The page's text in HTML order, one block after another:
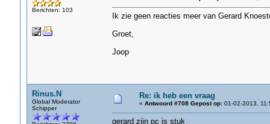
Berichten: 103
Ik zie geen reacties meer van Gerard
Groet,
Joop
Rinus.N
Global Moderator
Schipper
Re: ik heb een vraag
« Antwoord #708 Gepost op:01-02-2013,
gerard zijn pc is stuk